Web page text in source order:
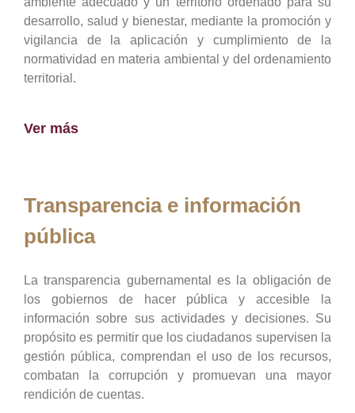
desarrollo, salud y bienestar, mediante la promoción y
vigilancia de la aplicación y cumplimiento de la
normatividad en materia ambiental y del ordenamiento
territorial.
Ver más
Transparencia e información
pública
La transparencia gubernamental es la obligación de
los gobiernos de hacer pública y accesible la
información sobre sus actividades y decisiones. Su
propósito es permitir que los ciudadanos supervisen la
gestión pública, comprendan el uso de los recursos,
combatan la corrupción y promuevan una mayor
rendición de cuentas.